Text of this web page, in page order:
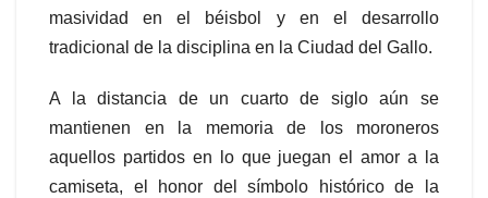
masividad en el béisbol y en el desarrollo
tradicional de la disciplina en la Ciudad del Gallo.
A la distancia de un cuarto de siglo aún se
mantienen en la memoria de los moroneros
aquellos partidos en lo que juegan el amor a la
camiseta, el honor del símbolo histórico de la